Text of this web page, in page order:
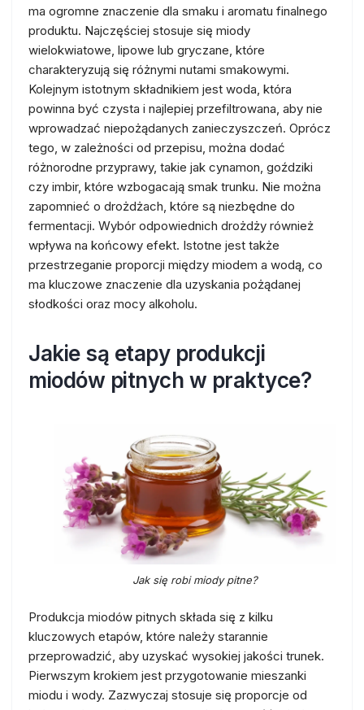
ma ogromne znaczenie dla smaku i aromatu finalnego
produktu. Najczęściej stosuje się miody
wielokwiatowe, lipowe lub gryczane, które
charakteryzują się różnymi nutami smakowymi.
Kolejnym istotnym składnikiem jest woda, która
powinna być czysta i najlepiej przefiltrowana, aby nie
wprowadzać niepożądanych zanieczyszczeń. Oprócz
tego, w zależności od przepisu, można dodać
różnorodne przyprawy, takie jak cynamon, goździki
czy imbir, które wzbogacają smak trunku. Nie można
zapomnieć o drożdżach, które są niezbędne do
fermentacji. Wybór odpowiednich drożdży również
wpływa na końcowy efekt. Istotne jest także
przestrzeganie proporcji między miodem a wodą, co
ma kluczowe znaczenie dla uzyskania pożądanej
słodkości oraz mocy alkoholu.
Jakie są etapy produkcji
miodów pitnych w praktyce?
Jak się robi miody pitne?
Produkcja miodów pitnych składa się z kilku
kluczowych etapów, które należy starannie
przeprowadzić, aby uzyskać wysokiej jakości trunek.
Pierwszym krokiem jest przygotowanie mieszanki
miodu i wody. Zazwyczaj stosuje się proporcje od